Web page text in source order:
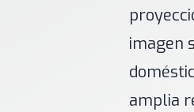
imagen
amplia